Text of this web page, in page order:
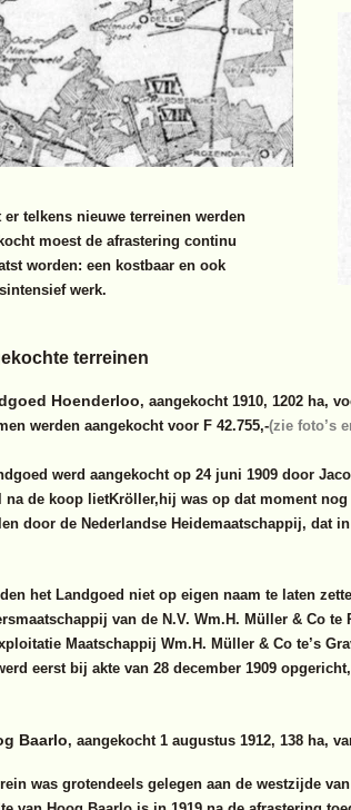
er telkens nieuwe terreinen werden
moest de afrastering continu
worden: een kostbaar en ook
werk.
terreinen
Hoenderloo, aangekocht 1910, 1202 ha,
werden aangekocht voor F 42.755,-(zie foto’s
werd aangekocht op 24 juni 1909 door
na de koop lietKröller,hij was op dat moment
door de Nederlandse Heidemaatschappij, dat
het Landgoed niet op eigen naam te laten
van de N.V. Wm.H. Müller & Co
Maatschappij Wm.H. Müller & Co te’s
eerst bij akte van 28 december 1909
Baarlo, aangekocht 1 augustus 1912, 138 ha,
was grotendeels gelegen aan de westzijde